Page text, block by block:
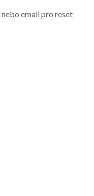
email pro reset